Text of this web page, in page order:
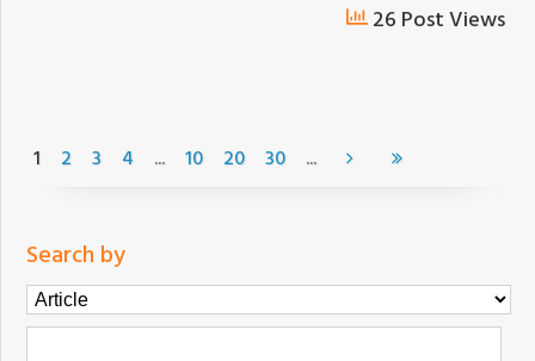
26 Post Views
1 2 3 4 ... 10 20 30 ...
Search by